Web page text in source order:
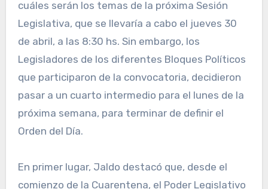
cuáles serán los temas de la próxima Sesión
Legislativa, que se llevaría a cabo el jueves 30
de abril, a las 8:30 hs. Sin embargo, los
Legisladores de los diferentes Bloques Políticos
que participaron de la convocatoria, decidieron
pasar a un cuarto intermedio para el lunes de la
próxima semana, para terminar de definir el
Orden del Día.
En primer lugar, Jaldo destacó que, desde el
comienzo de la Cuarentena, el Poder Legislativo